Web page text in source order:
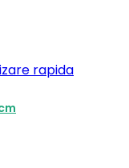
rapida